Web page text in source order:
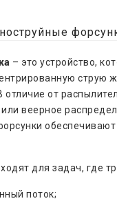
– это устройство,
струю
отличие от
веерное
для задач, где
поток;